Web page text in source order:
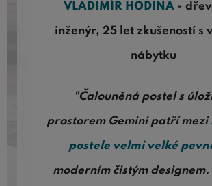
VLADIMÍR HODINA -
inženýr, 25 let zkušeností s
nábytku
"Čalouněná postel s
prostorem Gemini patří mezi
postele velmi velké
moderním čistým